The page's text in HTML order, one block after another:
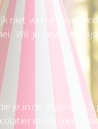
niet voorbij gaan
Wil je liever een
je in de afgelopen
en de boer